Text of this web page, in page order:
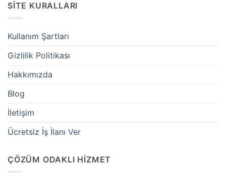
SİTE KURALLARI
Kullanım Şartları
Gizlilik Politikası
Hakkımızda
Blog
İletişim
Ücretsiz İş İlanı Ver
ÇÖZÜM ODAKLI HİZMET